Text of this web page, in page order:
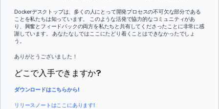
Dockerデスクトップは、多くの人にとって開発プロセスの不可欠な部分である
ことを私たちは知っています。 このような活発で協力的なコミュニティがあ
り、興奮とフィードバックの両方を私たちと共有してくださったことに非常に感
謝しています。 あなたなしではここにたどり着くことはできなかったでしょ
う。
ありがとうございました！
どこで入手できますか?
ダウンロードはこちらから!
リリースノートはここにあります!